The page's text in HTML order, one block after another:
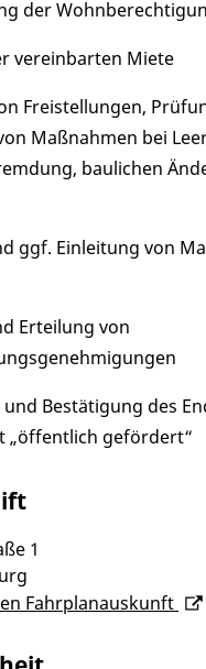
der
vereinbarten Miete
Freistellungen,
Maßnahmen bei
baulichen
ggf. Einleitung von
Erteilung von
Bestätigung des
„öffentlich gefördert“
1
Fahrplanauskunft